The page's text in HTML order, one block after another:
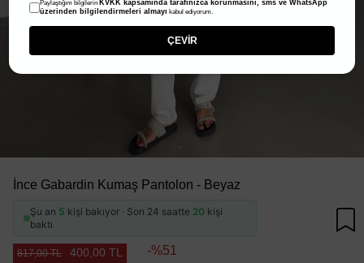
İnce Gabardin Kumaş Pantolon - Beyaz
Şu an 5 kişi bakıyor · Son 24 saatte 20 kişi
baktı
817,00 TL 400,00 TL 51
Paylaştığım bilgilerin KVKK kapsamında tarafınızca korunmasını, sms ve WhatsApp
üzerinden bilgilendirmeleri almayı kabul ediyorum.
ÇEVİR